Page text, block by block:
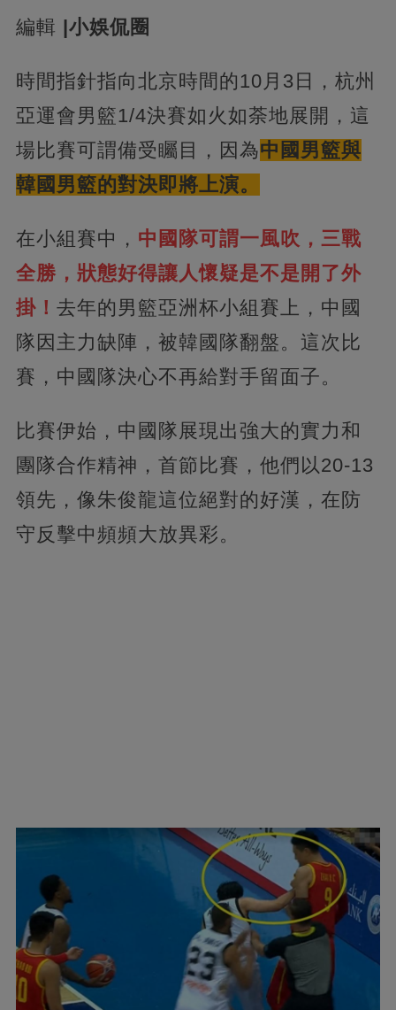
編輯 |小娛侃圈
時間指針指向北京時間的10月3日，杭州
亞運會男籃1/4決賽如火如荼地展開，這
場比賽可謂備受矚目，因為中國男籃與
韓國男籃的對決即將上演。
在小組賽中， 中國隊可謂一風吹，三戰
全勝，狀態好得讓人懷疑是不是開了外
掛！ 去年的男籃亞洲杯小組賽上，中國
隊因主力缺陣，被韓國隊翻盤。這次比
賽，中國隊決心不再給對手留面子。
比賽伊始，中國隊展現出強大的實力和
團隊合作精神，首節比賽，他們以20-13
領先，像朱俊龍這位絕對的好漢，在防
守反擊中頻頻大放異彩。